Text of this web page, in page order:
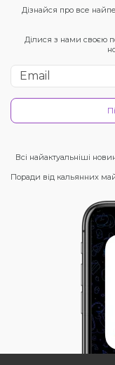
Дізнайся про все
Ділися з нами своєю
Всі найактуальніші
Поради від кальянних